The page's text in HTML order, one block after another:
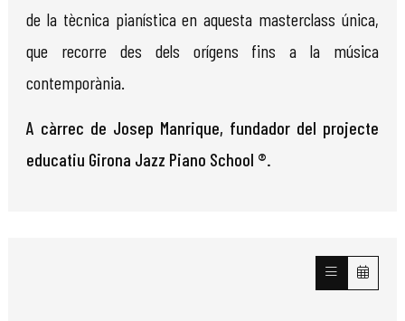
de la tècnica pianística en aquesta masterclass única,
que recorre des dels orígens fins a la música
contemporània.
A càrrec de Josep Manrique, fundador del projecte
educatiu Girona Jazz Piano School ®.